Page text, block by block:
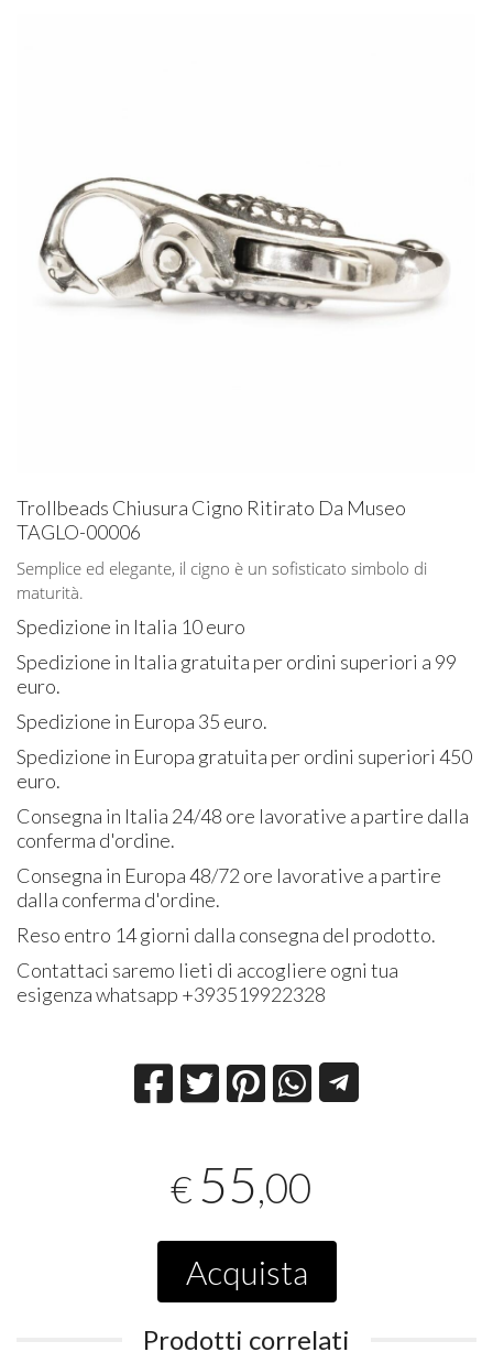
Trollbeads Chiusura Cigno Ritirato Da Museo
TAGLO-00006
Semplice ed elegante, il cigno è un sofisticato simbolo di
maturità.
Spedizione in Italia 10 euro
Spedizione in Italia gratuita per ordini superiori a 99
euro.
Spedizione in Europa 35 euro.
Spedizione in Europa gratuita per ordini superiori 450
euro.
Consegna in Italia 24/48 ore lavorative a partire dalla
conferma d'ordine.
Consegna in Europa 48/72 ore lavorative a partire
dalla conferma d'ordine.
Reso entro 14 giorni dalla consegna del prodotto.
Contattaci saremo lieti di accogliere ogni tua
esigenza whatsapp +393519922328
€ 55,00
Acquista
Prodotti correlati